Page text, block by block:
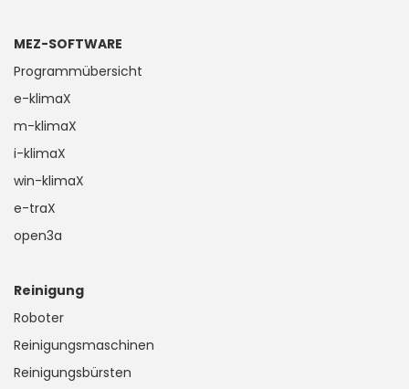
MEZ-SOFTWARE
Programmübersicht
e-klimaX
m-klimaX
i-klimaX
win-klimaX
e-traX
open3a
Reinigung
Roboter
Reinigungsmaschinen
Reinigungsbürsten